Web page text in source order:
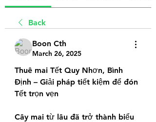
Back
Boon Cth
March 26, 2025
Thuê mai Tết Quy Nhơn, Bình
Định – Giải pháp tiết kiệm để đón
Tết trọn vẹn
Cây mai từ lâu đã trở thành biểu